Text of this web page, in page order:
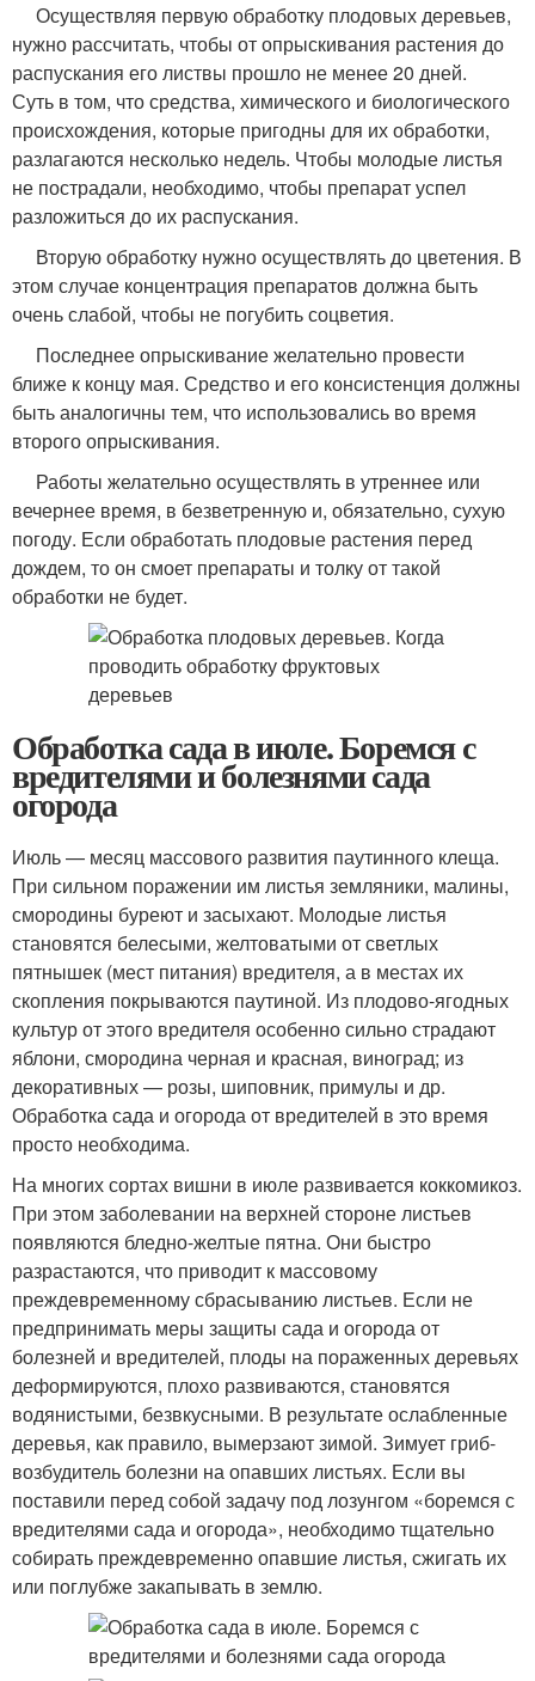
Осуществляя первую обработку плодовых деревьев,
нужно рассчитать, чтобы от опрыскивания растения до
распускания его листвы прошло не менее 20 дней.
Суть в том, что средства, химического и биологического
происхождения, которые пригодны для их обработки,
разлагаются несколько недель. Чтобы молодые листья
не пострадали, необходимо, чтобы препарат успел
разложиться до их распускания.
Вторую обработку нужно осуществлять до цветения. В
этом случае концентрация препаратов должна быть
очень слабой, чтобы не погубить соцветия.
Последнее опрыскивание желательно провести
ближе к концу мая. Средство и его консистенция должны
быть аналогичны тем, что использовались во время
второго опрыскивания.
Работы желательно осуществлять в утреннее или
вечернее время, в безветренную и, обязательно, сухую
погоду. Если обработать плодовые растения перед
дождем, то он смоет препараты и толку от такой
обработки не будет.
Обработка сада в июле. Боремся с
вредителями и болезнями сада
огорода
Июль — месяц массового развития паутинного клеща.
При сильном поражении им листья земляники, малины,
смородины буреют и засыхают. Молодые листья
становятся белесыми, желтоватыми от светлых
пятнышек (мест питания) вредителя, а в местах их
скопления покрываются паутиной. Из плодово-ягодных
культур от этого вредителя особенно сильно страдают
яблони, смородина черная и красная, виноград; из
декоративных — розы, шиповник, примулы и др.
Обработка сада и огорода от вредителей в это время
просто необходима.
На многих сортах вишни в июле развивается коккомикоз.
При этом заболевании на верхней стороне листьев
появляются бледно-желтые пятна. Они быстро
разрастаются, что приводит к массовому
преждевременному сбрасыванию листьев. Если не
предпринимать меры защиты сада и огорода от
болезней и вредителей, плоды на пораженных деревьях
деформируются, плохо развиваются, становятся
водянистыми, безвкусными. В результате ослабленные
деревья, как правило, вымерзают зимой. Зимует гриб-
возбудитель болезни на опавших листьях. Если вы
поставили перед собой задачу под лозунгом «боремся с
вредителями сада и огорода», необходимо тщательно
собирать преждевременно опавшие листья, сжигать их
или поглубже закапывать в землю.